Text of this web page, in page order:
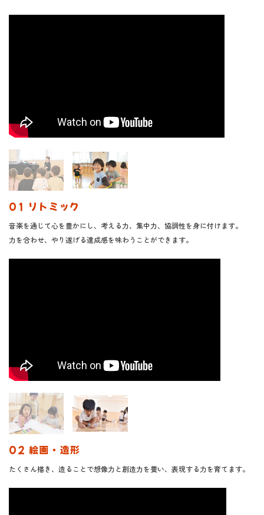
01 リトミック
音楽を通じて心を豊かにし、考える力、集中力、協調性を身に付けます。
力を合わせ、やり遂げる達成感を味わうことができます。
02 絵画・造形
たくさん描き、造ることで想像力と創造力を養い、表現する力を育てます。